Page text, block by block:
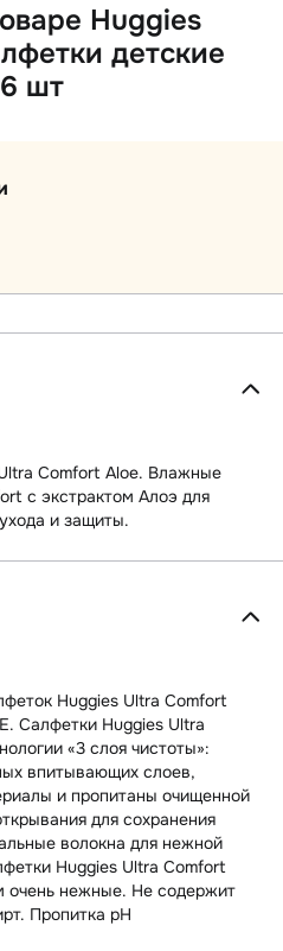
Huggies
детские
шт
Comfort Aloe. Влажные
с экстрактом Алоэ для
и защиты.
Huggies Ultra Comfort
Салфетки Huggies Ultra
«3 слоя чистоты»:
впитывающих слоев,
и пропитаны очищенной
для сохранения
волокна для нежной
Huggies Ultra Comfort
очень нежные. Не содержит
Пропитка pH